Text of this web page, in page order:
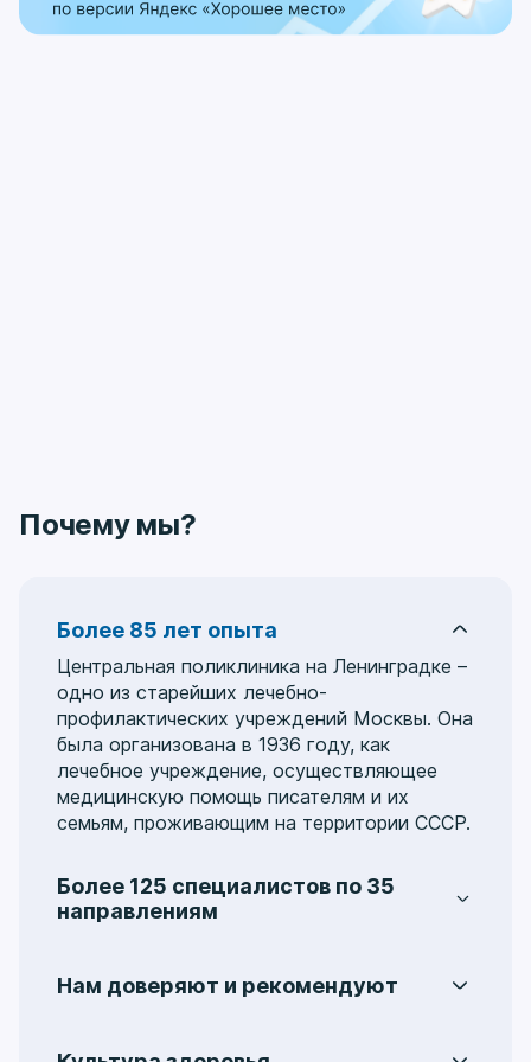
Почему мы?
Более 85 лет опыта
Центральная поликлиника на Ленинградке –
одно из старейших лечебно-
профилактических учреждений Москвы. Она
была организована в 1936 году, как
лечебное учреждение, осуществляющее
медицинскую помощь писателям и их
семьям, проживающим на территории СССР.
Более 125 специалистов по 35
направлениям
направлений, включая:
гастроэнтерологию ,гинекологию,
неврологию
Нам доверяют и рекомендуют
обращаются в Центральную поликлинику на